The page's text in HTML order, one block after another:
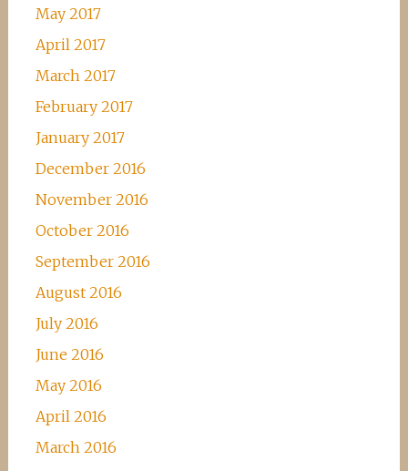
May 2017
April 2017
March 2017
February 2017
January 2017
December 2016
November 2016
October 2016
September 2016
August 2016
July 2016
June 2016
May 2016
April 2016
March 2016